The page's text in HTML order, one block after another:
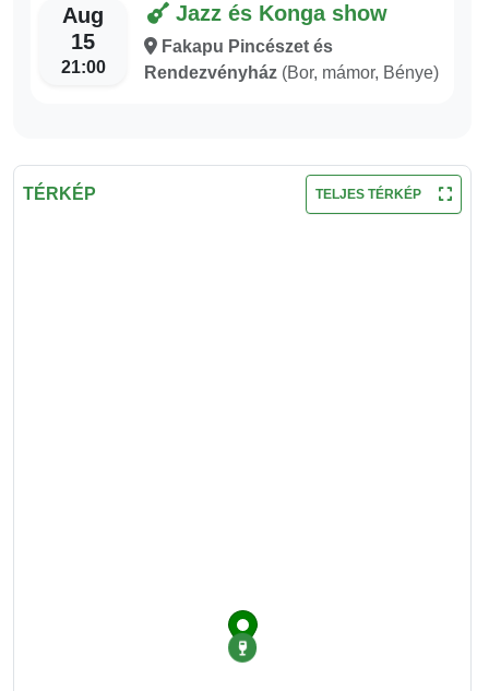
Aug
15
21:00
Jazz és Konga show
Fakapu Pincészet és
Rendezvényház (Bor, mámor, Bénye)
TÉRKÉP TELJES TÉRKÉP